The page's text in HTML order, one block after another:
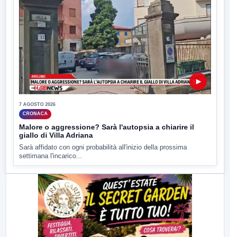
▶
7 AGOSTO 2026
CRONACA
Malore o aggressione? Sarà l'autopsia a chiarire il
giallo di Villa Adriana
Sarà affidato con ogni probabilità all'inizio della prossima
settimana l'incarico...